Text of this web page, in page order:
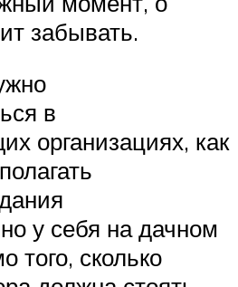
забывать.
в
организациях, как
у себя на дачном
того, сколько